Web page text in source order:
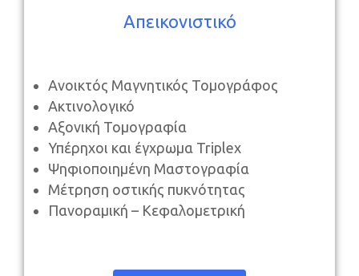
Απεικονιστικό
Ανοικτός Μαγνητικός Τομογράφος
Ακτινολογικό
Αξονική Τομογραφία
Υπέρηχοι και έγχρωμα Triplex
Ψηφιοποιημένη Μαστογραφία
Μέτρηση οστικής πυκνότητας
Πανοραμική – Κεφαλομετρική